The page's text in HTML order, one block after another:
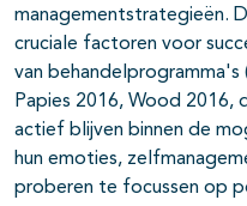
managementstrategieën.
cruciale factoren voor
van behandelprogramma's
Papies 2016, Wood 2016,
actief blijven binnen de
hun emoties,
proberen te focussen op